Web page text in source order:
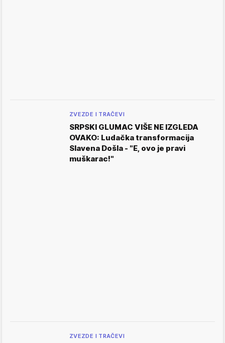
ZVEZDE I TRAČEVI
SRPSKI GLUMAC VIŠE NE IZGLEDA
OVAKO: Ludačka transformacija
Slavena Došla - "E, ovo je pravi
muškarac!"
ZVEZDE I TRAČEVI